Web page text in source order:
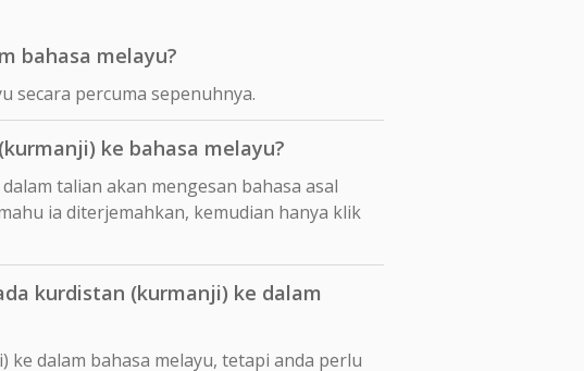
bahasa melayu?
secara percuma sepenuhnya.
ke bahasa melayu?
talian akan mengesan bahasa asal
ia diterjemahkan, kemudian hanya klik
kurdistan (kurmanji) ke dalam
dalam bahasa melayu, tetapi anda perlu